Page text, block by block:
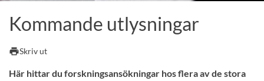
Kommande utlysningar
printSkriv ut
Här hittar du forskningsansökningar hos flera av de stora